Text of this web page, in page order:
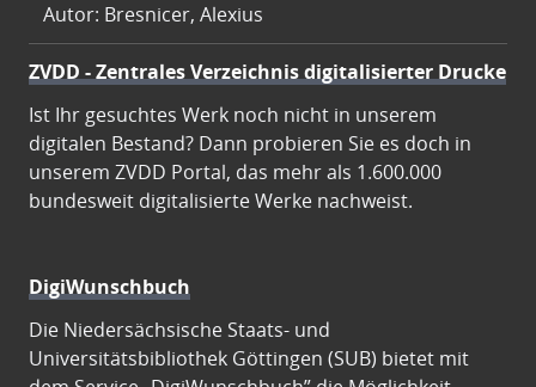
Autor: Bresnicer, Alexius
ZVDD - Zentrales Verzeichnis digitalisierter Drucke
Ist Ihr gesuchtes Werk noch nicht in unserem
digitalen Bestand? Dann probieren Sie es doch in
unserem ZVDD Portal, das mehr als 1.600.000
bundesweit digitalisierte Werke nachweist.
DigiWunschbuch
Die Niedersächsische Staats- und
Universitätsbibliothek Göttingen (SUB) bietet mit